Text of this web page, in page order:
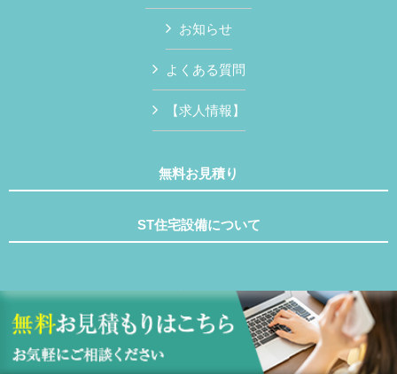
お知らせ
よくある質問
【求人情報】
無料お見積り
ST住宅設備について
Copyright © ST住宅設備 All Rights Reserved.